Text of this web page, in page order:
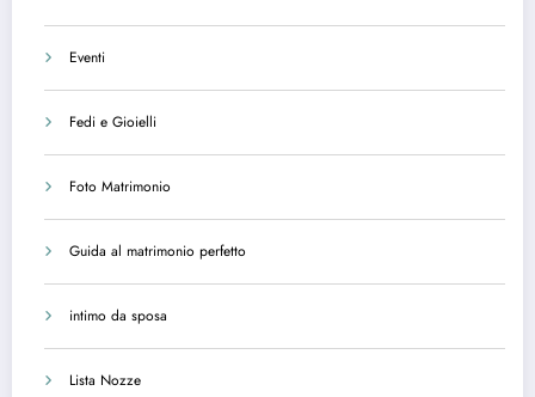
Eventi
Fedi e Gioielli
Foto Matrimonio
Guida al matrimonio perfetto
intimo da sposa
Lista Nozze